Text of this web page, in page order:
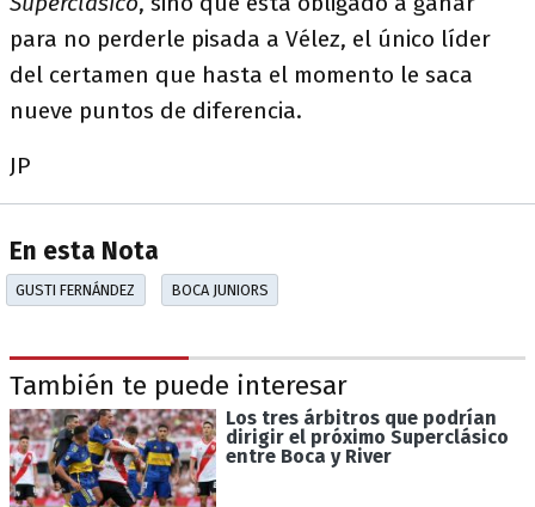
para no perderle pisada a Vélez, el único líder
del certamen que hasta el momento le saca
nueve puntos de diferencia.
JP
En esta Nota
GUSTI FERNÁNDEZ BOCA JUNIORS
También te puede interesar
Los tres árbitros que podrían
dirigir el próximo Superclásico
entre Boca y River